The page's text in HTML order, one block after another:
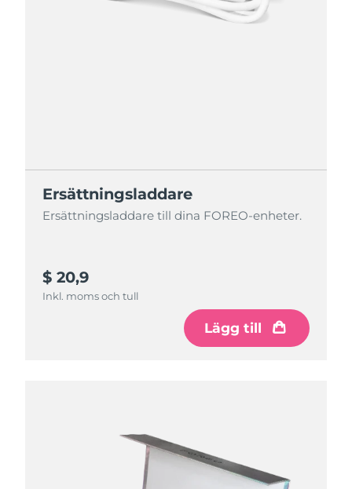
Ersättningsladdare
Ersättningsladdare till dina FOREO-enheter.
$ 20,9
Inkl. moms och tull
Lägg till